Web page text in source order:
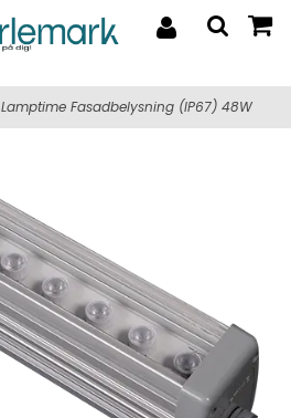
Lamptime Fasadbelysning (IP67) 48W